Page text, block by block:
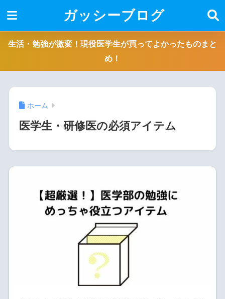
ガッシーブログ
生活・勉強が激変！現役医学生が買ってよかったものまと
め！
ホーム
医学生・研修医の必須アイテム